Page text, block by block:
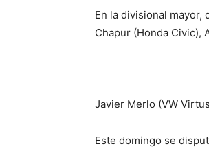
En la divisional mayor,
Chapur (Honda Civic),
Javier Merlo (VW
Este domingo se